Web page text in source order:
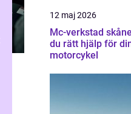
12 maj 2026
Mc-verkstad skåne så hittar
du rätt hjälp för
motorcykel